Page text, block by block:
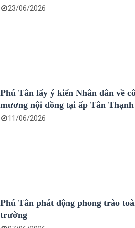
23/06/2026
Phú Tân lấy ý kiến Nhân dân về
mương nội đồng tại ấp Tân Thạnh
11/06/2026
Phú Tân phát động phong trào
trường